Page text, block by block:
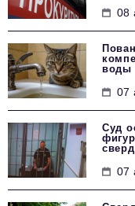
08
воды
07
Суд
07